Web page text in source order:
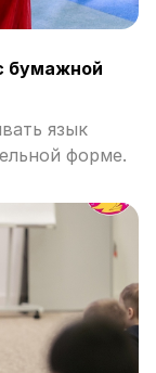
бумажной
язык
форме.